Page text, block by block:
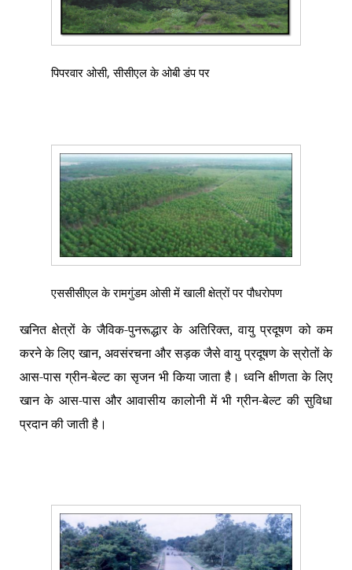
पिपरवार ओसी, सीसीएल के ओबी डंप पर
एससीसीएल के रामगुंडम ओसी में खाली क्षेत्रों पर पौधरोपण
खनित क्षेत्रों के जैविक-पुनरूद्धार के अतिरिक्त,वायु प्रदूषण को कम
करने के लिए खान, अवसंरचना और सड़क जैसे वायु प्रदूषण के स्रोतों के
आस-पास ग्रीन-बेल्ट का सृजन भी किया जाता है। ध्वनि क्षीणता के लिए
खान के आस-पास और आवासीय कालोनी में भी ग्रीन-बेल्ट की सुविधा
प्रदान की जाती है।